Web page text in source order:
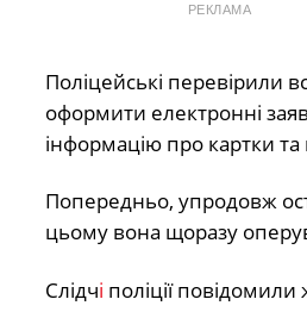
РЕКЛАМА
Поліцейські перевірили
оформити електронні
інформацію про картки та
Попередньо, упродовж
цьому вона щоразу
Слідчі поліції повідомили